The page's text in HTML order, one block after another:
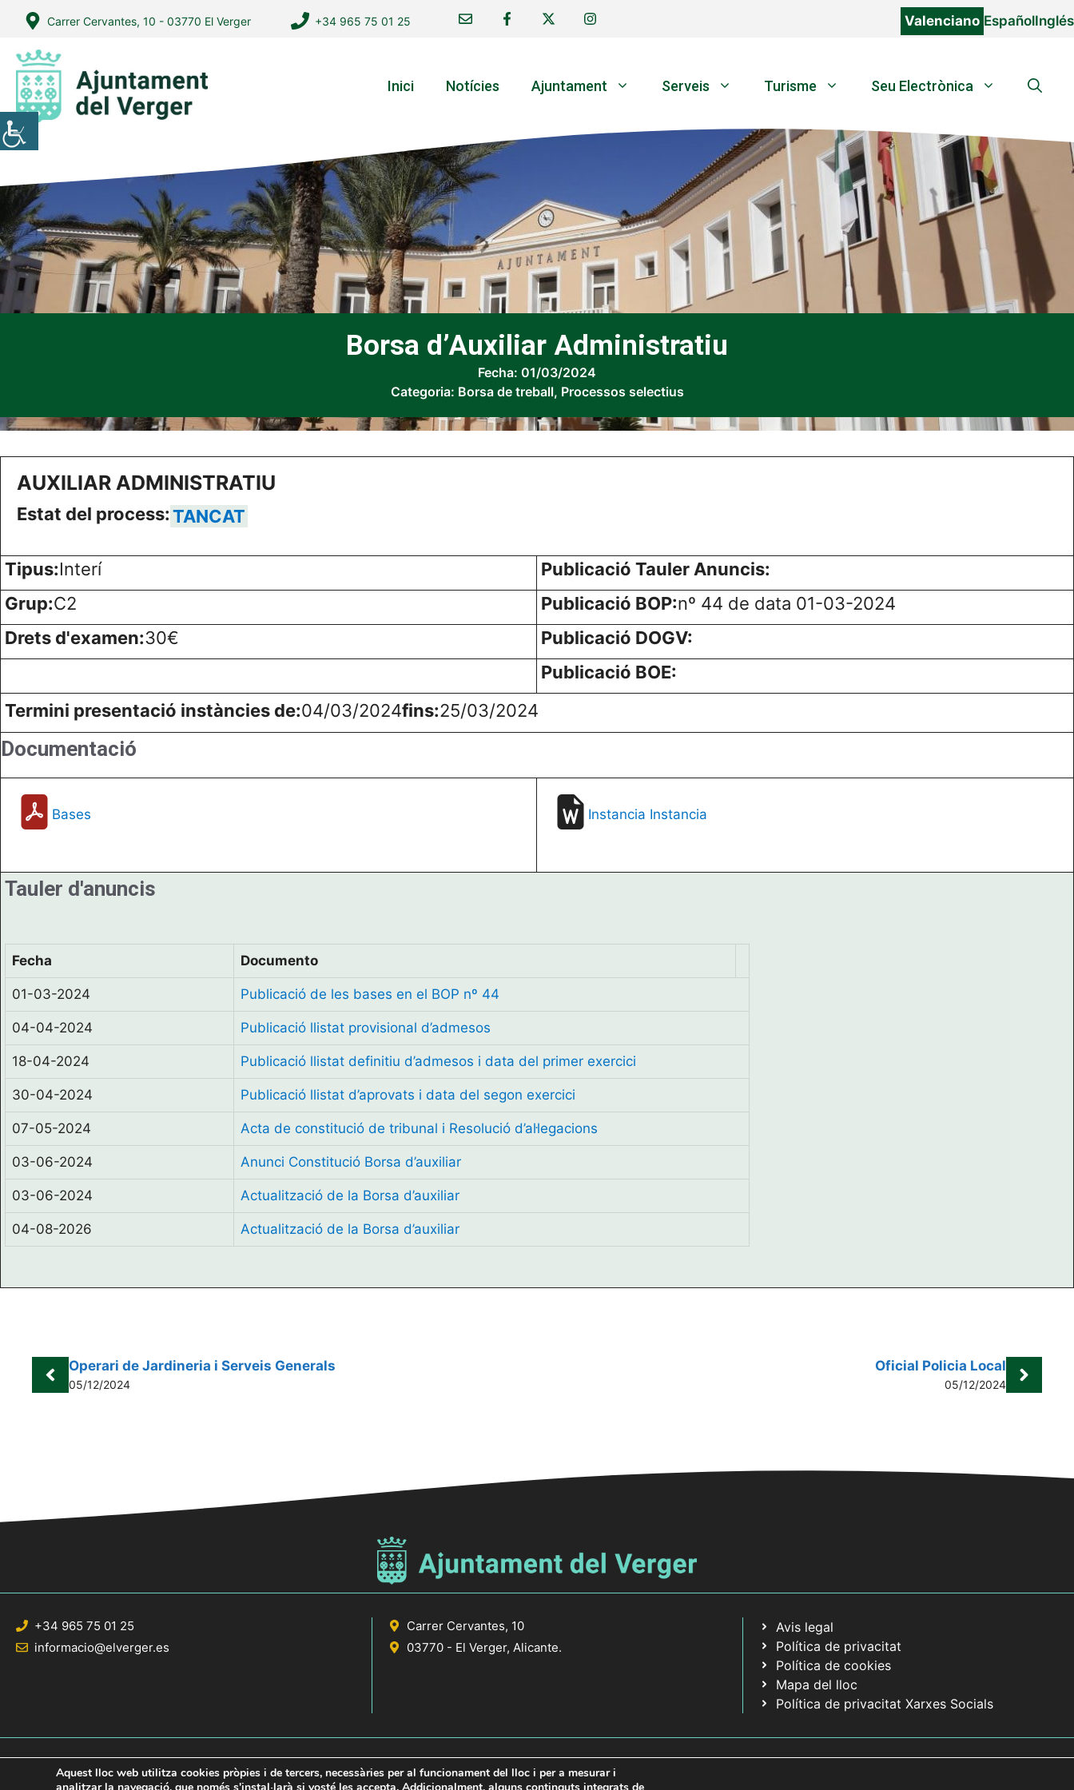
contingut
Carrer Cervantes, 10 - 03770 El Verger +34 965 75 01 25 Valenciano EspañolInglés
Inici Notícies Ajuntament Serveis Turisme Seu Electrònica
Borsa d’Auxiliar Administratiu
Fecha: 01/03/2024
Categoria: Borsa de treball, Processos selectius
AUXILIAR ADMINISTRATIU
Estat del process:TANCAT
Tipus:Interí
Grup:C2
Drets d'examen:30€
Publicació Tauler Anuncis:
Publicació BOP:nº 44 de data 01-03-2024
Publicació DOGV:
Publicació BOE:
Termini presentació instàncies de:04/03/2024fins:25/03/2024
Documentació
Bases Instancia Instancia
Tauler d'anuncis
Fecha Documento
01-03-2024 Publicació de les bases en el BOP nº 44
04-04-2024 Publicació llistat provisional d’admesos
18-04-2024 Publicació llistat definitiu d’admesos i data del primer exercici
30-04-2024 Publicació llistat d’aprovats i data del segon exercici
07-05-2024 Acta de constitució de tribunal i Resolució d’al·legacions
03-06-2024 Anunci Constitució Borsa d’auxiliar
03-06-2024 Actualització de la Borsa d’auxiliar
04-08-2026 Actualització de la Borsa d’auxiliar
Operari de Jardineria i Serveis Generals
05/12/2024
Oficial Policia Local
05/12/2024
+34 965 75 01 25
informacio@elverger.es
Carrer Cervantes, 10
03770 - El Verger, Alicante.
Avis legal
Política de privacitat
Política de cookies
Mapa del lloc
Política de privacitat Xarxes Socials
Aquest lloc web utilitza cookies pròpies i de tercers, necessàries per al funcionament del lloc i per a mesurar i